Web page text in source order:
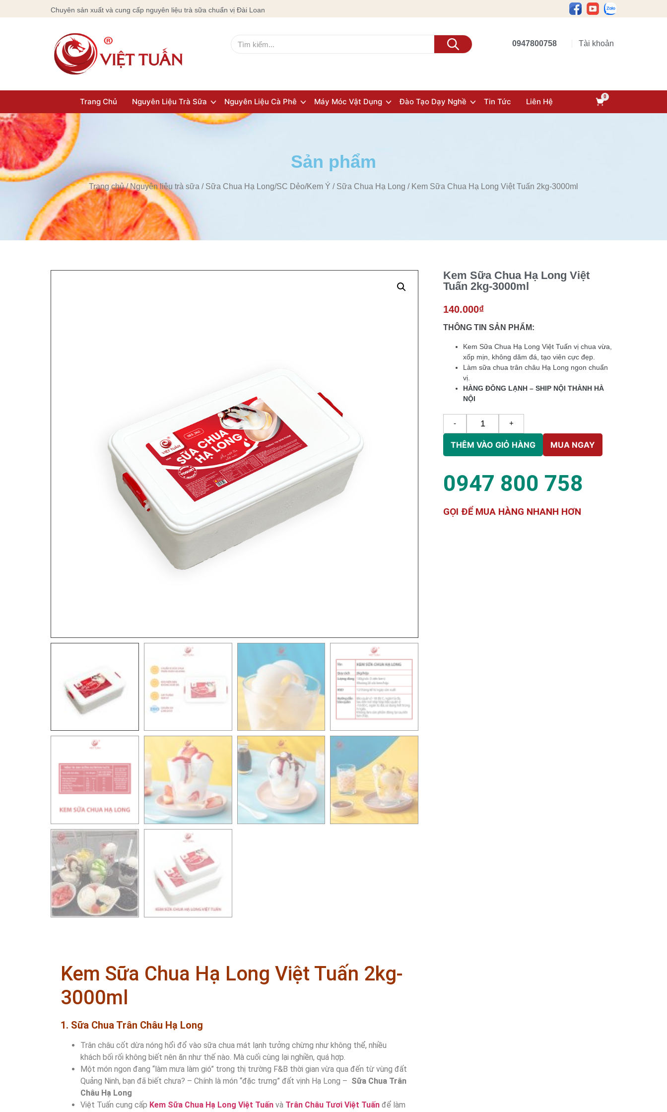
Chuyên sản xuất và cung cấp nguyên liệu trà sữa chuẩn vị Đài Loan
0947800758 Tài khoản
Trang Chủ Nguyên Liệu Trà Sữa Nguyên Liệu Cà Phê Máy Móc Vật Dụng Đào Tạo Dạy Nghề Tin Tức Liên Hệ
Sản phẩm
Trang chủ/Nguyên liệu trà sữa / Sữa Chua Hạ Long/SC Dẻo/Kem Ý / Sữa Chua Hạ Long / Kem Sữa Chua Hạ Long Việt Tuấn 2kg-3000ml
Kem Sữa Chua Hạ Long Việt Tuấn 2kg-
3000ml
1. Sữa Chua Trân Châu Hạ Long
Trân châu cốt dừa nóng hổi đổ vào sữa chua mát lạnh tưởng chừng như không thể, nhiều
khách bối rối không biết nên ăn như thế nào. Mà cuối cùng lại nghiền, quá hợp.
Một món ngon đang “làm mưa làm gió” trong thị trường F&B thời gian vừa qua đến từ vùng đất
Quảng Ninh, bạn đã biết chưa? – Chính là món “đặc trưng” đất vịnh Hạ Long – Sữa Chua Trân
Châu Hạ Long
Việt Tuấn cung cấp Kem Sữa Chua Hạ Long Việt Tuấn và Trân Châu Tươi Việt Tuấn để làm
Kem Sữa Chua Hạ Long Việt
Tuấn 2kg-3000ml
140.000₫
THÔNG TIN SẢN PHẨM:
Kem Sữa Chua Hạ Long Việt Tuấn vị chua vừa,
xốp mịn, không dăm đá, tạo viên cực đẹp.
Làm sữa chua trân châu Hạ Long ngon chuẩn
vị.
HÀNG ĐÔNG LẠNH – SHIP NỘI THÀNH HÀ
NỘI
- +
THÊM VÀO GIỎ HÀNG MUA NGAY
0947 800 758
GỌI ĐỂ MUA HÀNG NHANH HƠN